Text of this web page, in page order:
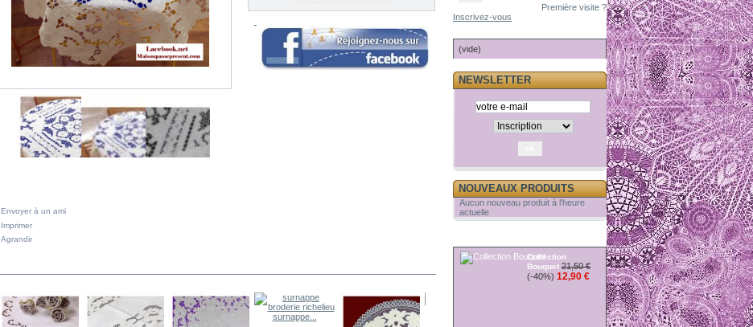
Envoyer à un ami
Imprimer
Agrandir
surnappe...
Première visite ?
Inscrivez-vous
(vide)
NEWSLETTER
NOUVEAUX PRODUITS
Aucun nouveau produit à l'heure
actuelle
Collection
Bouquet 21,50 €
(-40%) 12,90 €